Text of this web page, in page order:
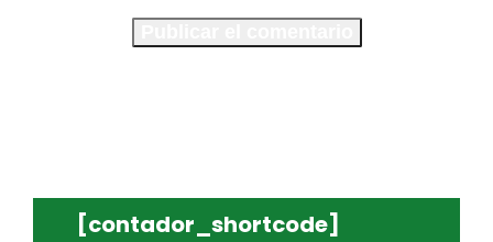
[contador_shortcode]